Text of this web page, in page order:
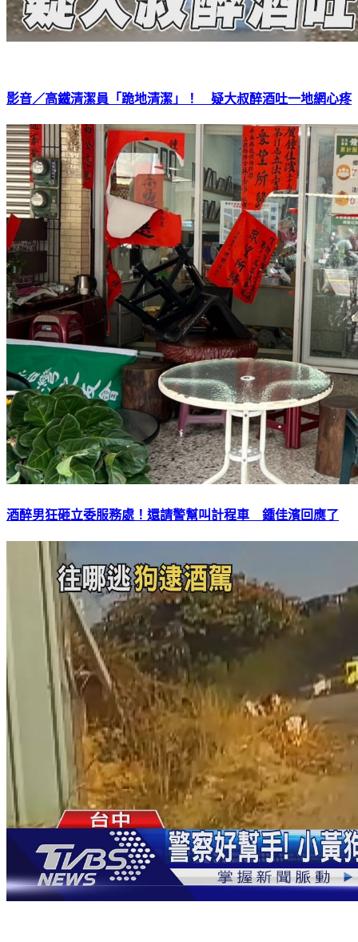
影音／高鐵清潔員「跪地清潔」！ 疑大叔醉酒吐一地網心疼
酒醉男狂砸立委服務處！還請警幫叫計程車 鍾佳濱回應了